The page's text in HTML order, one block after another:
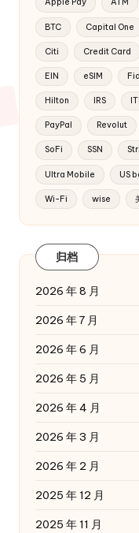
Apple Pay ATM
BTC Capital One
Citi Credit Card
EIN eSIM
Hilton IRS
PayPal Revolut
SoFi SSN
Ultra Mobile US
Wi-Fi wise
归档
2026 年 8 月
2026 年 7 月
2026 年 6 月
2026 年 5 月
2026 年 4 月
2026 年 3 月
2026 年 2 月
2025 年 12 月
2025 年 11 月